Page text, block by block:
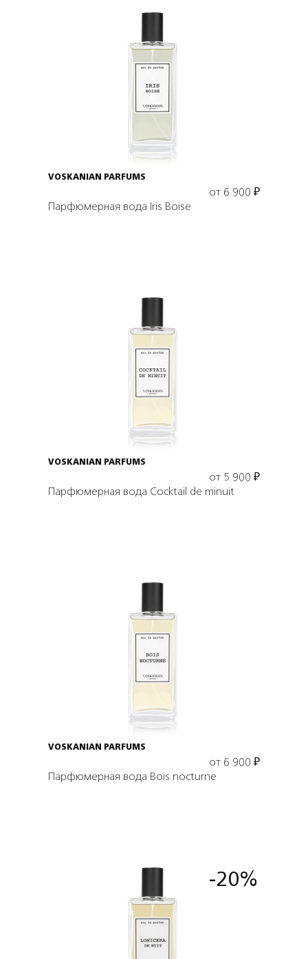
Выбрать объем
VOSKANIAN PARFUMS
от 6 900 ₽
Парфюмерная вода Iris Boise
Выбрать объем
VOSKANIAN PARFUMS
от 5 900 ₽
Парфюмерная вода Cocktail de minuit
Выбрать объем
VOSKANIAN PARFUMS
от 6 900 ₽
Парфюмерная вода Bois nocturne
-20%
Подробнее